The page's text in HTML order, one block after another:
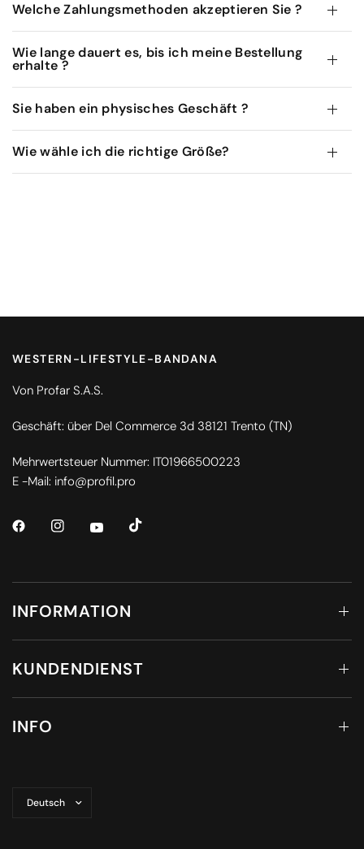
Welche Zahlungsmethoden akzeptieren Sie ?
Wie lange dauert es, bis ich meine Bestellung
erhalte ?
Sie haben ein physisches Geschäft ?
Wie wähle ich die richtige Größe?
WESTERN-LIFESTYLE-BANDANA
Von Profar S.A.S.
Geschäft: über Del Commerce 3d 38121 Trento (TN)
Mehrwertsteuer Nummer: IT01966500223
E -Mail: info@profil.pro
INFORMATION
KUNDENDIENST
INFO
aktualisieren